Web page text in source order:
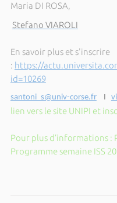
Maria DI ROSA,
Stefano VIAROLI
En savoir plus et s'inscrire
: https://
id=10269
santoni_s@univ-corse.frI
lien vers le site UNIPI et
Pour plus d’informations :
Programme semaine ISS